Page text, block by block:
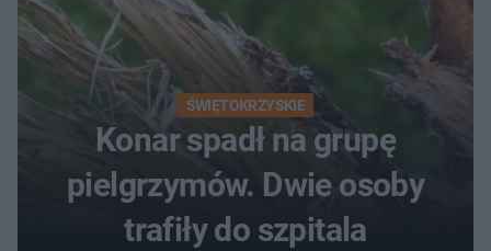
ŚWIĘTOKRZYSKIE
Konar spadł na grupę
pielgrzymów. Dwie osoby
trafiły do szpitala